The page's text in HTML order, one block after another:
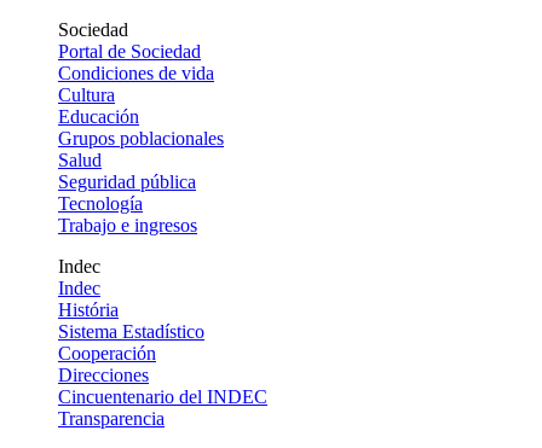
Sociedad
Portal de Sociedad
Condiciones de vida
Cultura
Educación
Grupos poblacionales
Salud
Seguridad pública
Tecnología
Trabajo e ingresos
Indec
Indec
História
Sistema Estadístico
Cooperación
Direcciones
Cincuentenario del INDEC
Transparencia